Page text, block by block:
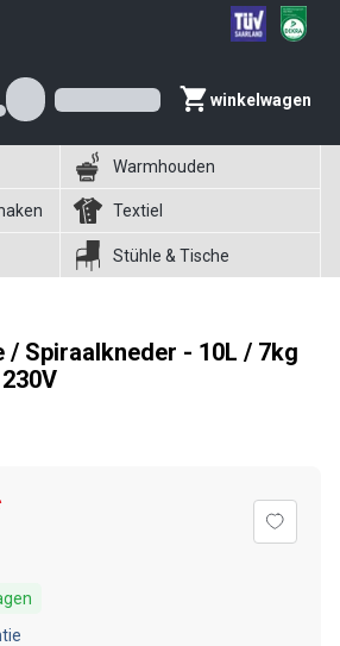
winkelwagen
Warmhouden
Textiel
Stühle & Tische
/ Spiraalkneder - 10L / 7kg